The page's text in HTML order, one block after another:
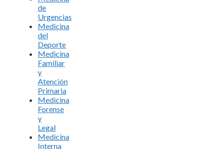
de
Urgencias
Medicina
del
Deporte
Medicina
Familiar
y
Atención
Primaria
Medicina
Forense
y
Legal
Medicina
Interna